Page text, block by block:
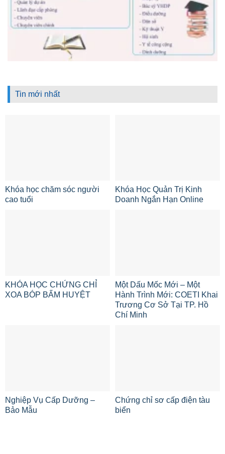
Tin mới nhất
Khóa học chăm sóc người
cao tuổi
Khóa Học Quản Trị Kinh
Doanh Ngắn Hạn Online
KHÓA HỌC CHỨNG CHỈ
XOA BÓP BẤM HUYỆT
Một Dấu Mốc Mới – Một
Hành Trình Mới: COETI Khai
Trương Cơ Sở Tại TP. Hồ
Chí Minh
Nghiệp Vụ Cấp Dưỡng –
Bảo Mẫu
Chứng chỉ sơ cấp điện tàu
biển